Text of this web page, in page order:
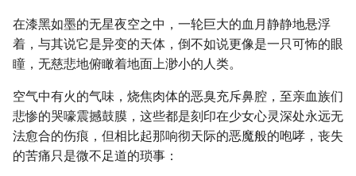
在漆黑如墨的无星夜空之中，一轮巨大的血月静静地悬浮
着，与其说它是异变的天体，倒不如说更像是一只可怖的眼
瞳，无慈悲地俯瞰着地面上渺小的人类。
空气中有火的气味，烧焦肉体的恶臭充斥鼻腔，至亲血族们
悲惨的哭嚎震撼鼓膜，这些都是刻印在少女心灵深处永远无
法愈合的伤痕，但相比起那响彻天际的恶魔般的咆哮，丧失
的苦痛只是微不足道的琐事：